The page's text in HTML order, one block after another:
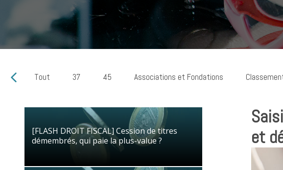
Tout 37 45 Associations et Fondations
[FLASH DROIT FISCAL] Cession de titres
démembrés, qui paie la plus-value ?
[FLASH DROIT FISCAL] Cession de titres
démembrés, qui paie la plus-value ?
16/04/2026
et